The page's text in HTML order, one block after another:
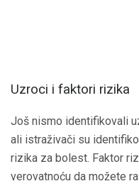
Uzroci i faktori rizika
Još nismo identifikovali
ali istraživači su
rizika za bolest. Faktor
verovatnoću da možete